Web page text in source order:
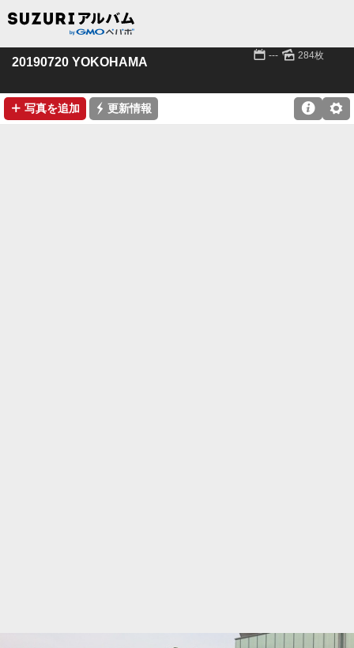
20190720 YOKOHAMA 📅 --- 🌄 284枚
➕ 写真を追加 ⚡ 更新情報 ⚙
